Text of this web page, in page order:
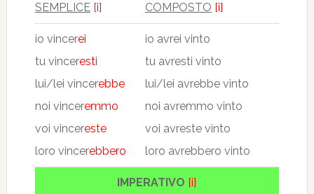
SEMPLICE [i] COMPOSTO [i]
io vincerei
tu vinceresti
lui/lei vincerebbe
noi vinceremmo
voi vincereste
loro vincerebbero
io avrei vinto
tu avresti vinto
lui/lei avrebbe vinto
noi avremmo vinto
voi avreste vinto
loro avrebbero vinto
IMPERATIVO [i]